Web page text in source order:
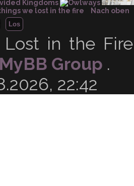
we lost in the fire Nach oben
Lost in the
MyBB Group .
22:42